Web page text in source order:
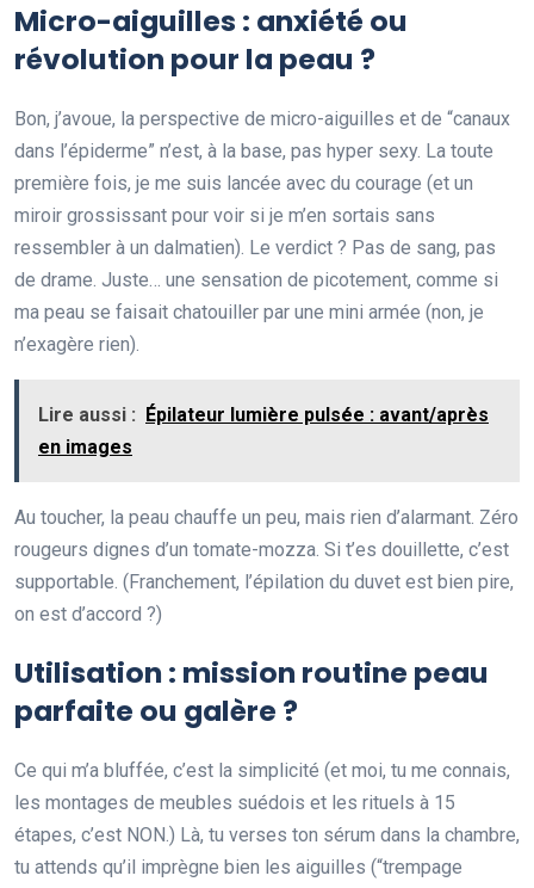
Micro-aiguilles : anxiété ou
révolution pour la peau ?
Bon, j’avoue, la perspective de micro-aiguilles et de “canaux
dans l’épiderme” n’est, à la base, pas hyper sexy. La toute
première fois, je me suis lancée avec du courage (et un
miroir grossissant pour voir si je m’en sortais sans
ressembler à un dalmatien). Le verdict ? Pas de sang, pas
de drame. Juste… une sensation de picotement, comme si
ma peau se faisait chatouiller par une mini armée (non, je
n’exagère rien).
Lire aussi :
Épilateur lumière pulsée : avant/après
en images
Au toucher, la peau chauffe un peu, mais rien d’alarmant. Zéro
rougeurs dignes d’un tomate-mozza. Si t’es douillette, c’est
supportable. (Franchement, l’épilation du duvet est bien pire,
on est d’accord ?)
Utilisation : mission routine peau
parfaite ou galère ?
Ce qui m’a bluffée, c’est la simplicité (et moi, tu me connais,
les montages de meubles suédois et les rituels à 15
étapes, c’est NON.) Là, tu verses ton sérum dans la chambre,
tu attends qu’il imprègne bien les aiguilles (“trempage